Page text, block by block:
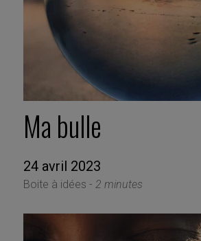
Ma bulle
24 avril 2023
Boite à idées - 2 minutes